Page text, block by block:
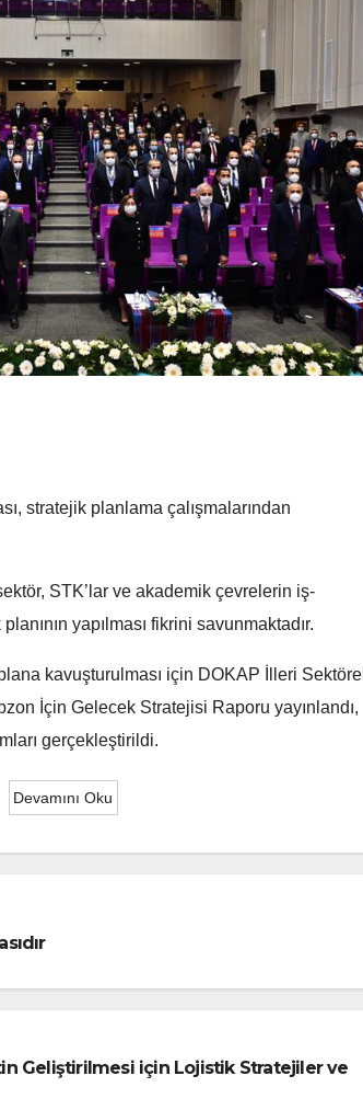
stratejik planlama çalışmalarından
STK’lar ve akademik çevrelerin iş-
yapılması fikrini savunmaktadır.
kavuşturulması için DOKAP İlleri Sektörel
İçin Gelecek Stratejisi Raporu yayınlandı,
gerçekleştirildi.
Devamını Oku
Geliştirilmesi için Lojistik Stratejiler ve